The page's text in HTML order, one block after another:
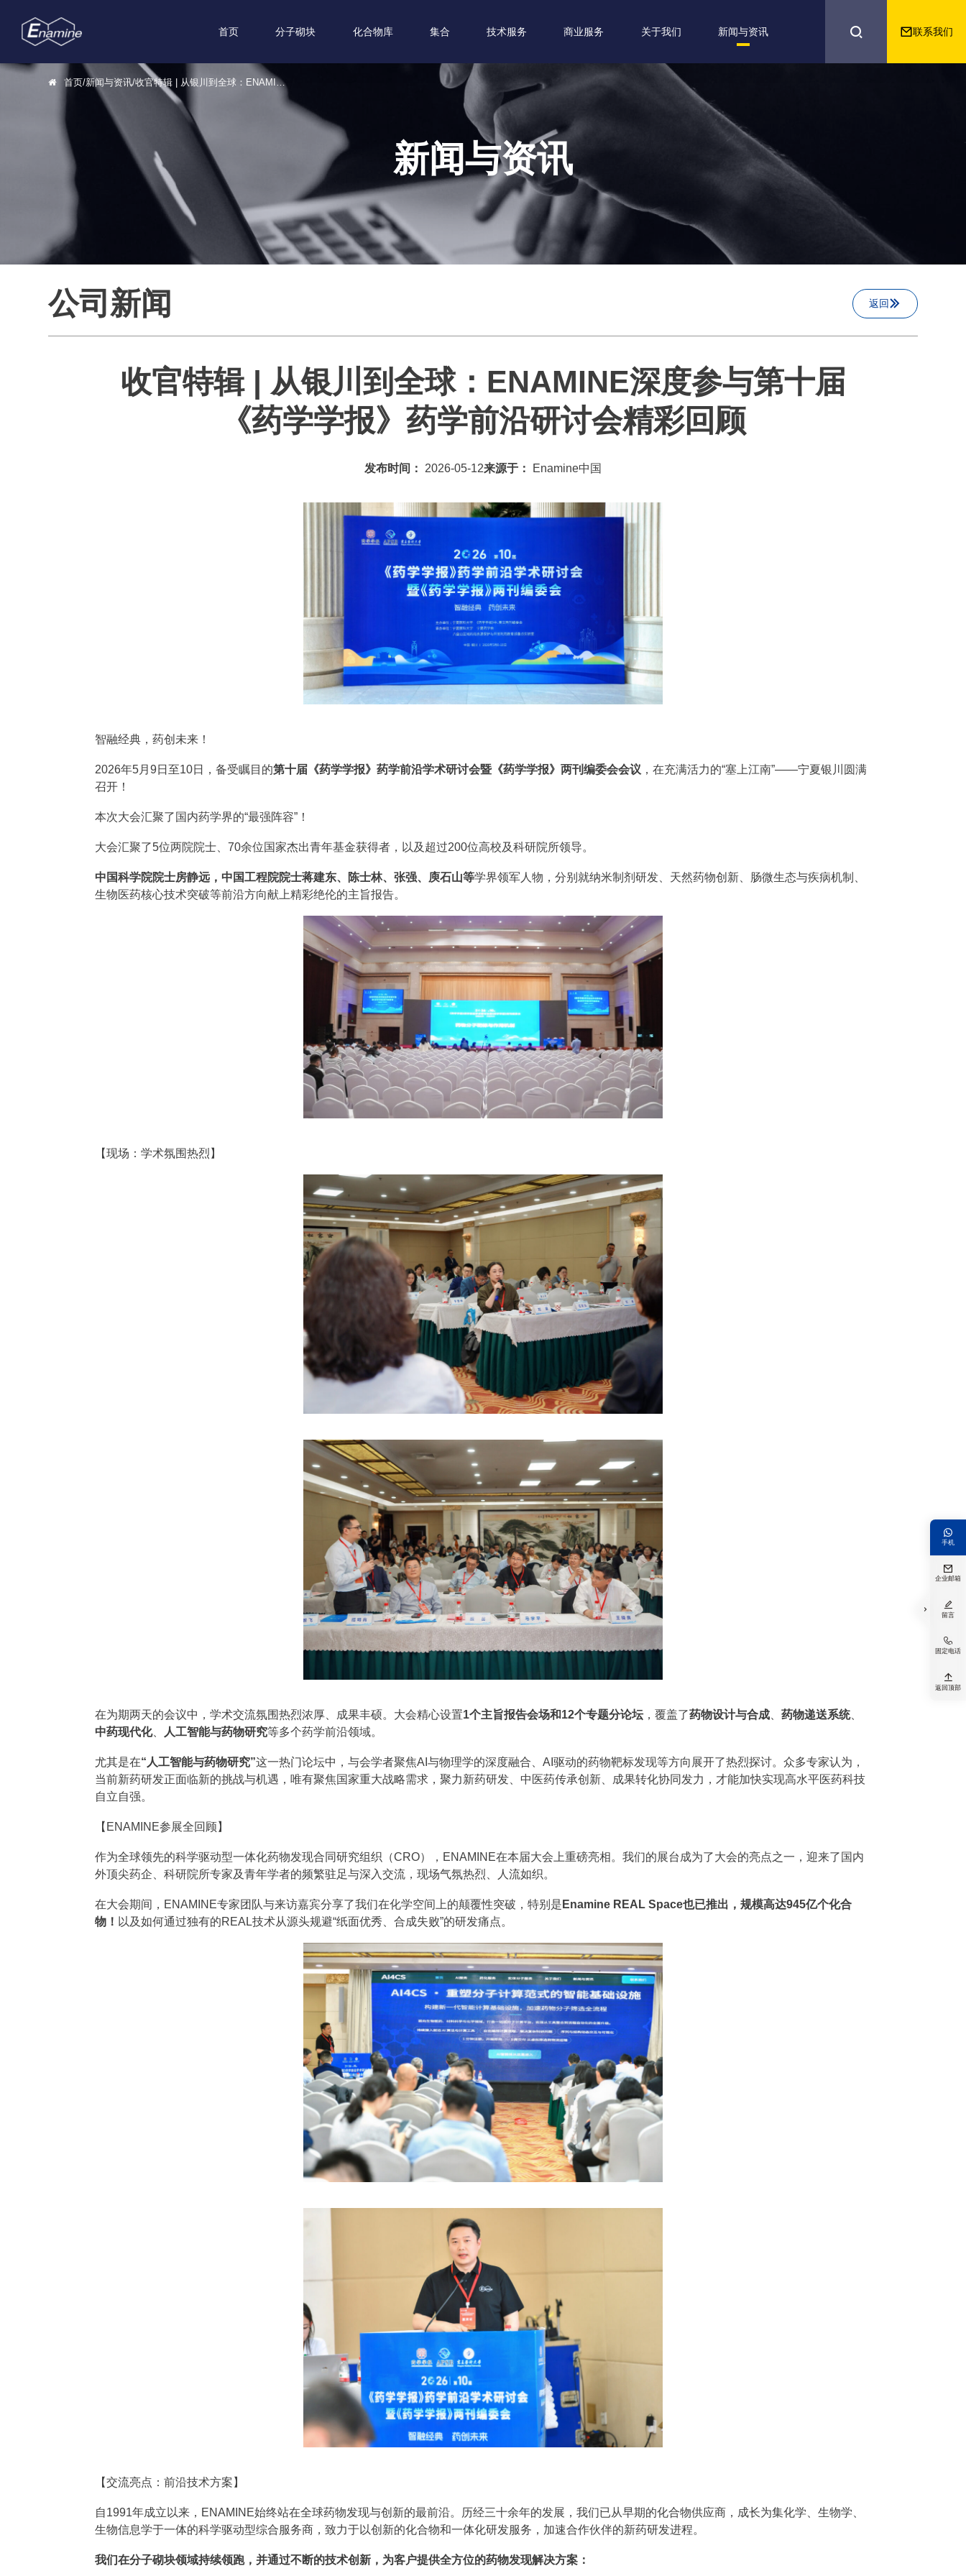
首页 分子砌块 化合物库 集合 技术服务 商业服务 关于我们 新闻与资讯  联系我们
新闻与资讯
首页/新闻与资讯/ 收官特辑 | 从银川到全球：ENAMINE深度参与第十届《药学学报》药学前沿研讨会精彩回顾
公司新闻 返回
收官特辑 | 从银川到全球：ENAMINE深度参与第十届
《药学学报》药学前沿研讨会精彩回顾
发布时间： 2026-05-12来源于： Enamine中国
智融经典，药创未来！
2026年5月9日至10日，备受瞩目的第十届《药学学报》药学前沿学术研讨会暨《药学学报》两刊编委会会议 ，在充满活力的“塞上江南”——宁夏银川圆满
召开！
本次大会汇聚了国内药学界的“最强阵容”！
大会汇聚了5位两院院士、70余位国家杰出青年基金获得者，以及超过200位高校及科研院所领导。
中国科学院院士房静远，中国工程院院士蒋建东、陈士林、张强、庾石山等学界领军人物，分别就纳米制剂研发、天然药物创新、肠微生态与疾病机制、
生物医药核心技术突破等前沿方向献上精彩绝伦的主旨报告。
【现场：学术氛围热烈】
在为期两天的会议中，学术交流氛围热烈浓厚、成果丰硕。大会精心设置1个主旨报告会场和12个专题分论坛，覆盖了药物设计与合成 药物递送系统、
中药现代化、 人工智能与药物研究等多个药学前沿领域。
尤其是在“人工智能与药物研究”这一热门论坛中，与会学者聚焦AI与物理学的深度融合、AI驱动的药物靶标发现等方向展开了热烈探讨。众多专家认为，
当前新药研发正面临新的挑战与机遇，唯有聚焦国家重大战略需求，聚力新药研发、中医药传承创新、成果转化协同发力，才能加快实现高水平医药科技
自立自强。
【ENAMINE参展全回顾】
作为全球领先的科学驱动型一体化药物发现合同研究组织（CRO），ENAMINE在本届大会上重磅亮相。我们的展台成为了大会的亮点之一，迎来了国内
外顶尖药企、科研院所专家及青年学者的频繁驻足与深入交流，现场气氛热烈、人流如织。
在大会期间，ENAMINE专家团队与来访嘉宾分享了我们在化学空间上的颠覆性突破，特别是Enamine REAL Space也已推出，规模高达945亿个化合
物！ 以及如何通过独有的REAL技术从源头规避“纸面优秀、合成失败”的研发痛点。
【交流亮点：前沿技术方案】
自1991年成立以来，ENAMINE始终站在全球药物发现与创新的最前沿。历经三十余年的发展，我们已从早期的化合物供应商，成长为集化学、生物学、
生物信息学于一体的科学驱动型综合服务商，致力于以创新的化合物和一体化研发服务，加速合作伙伴的新药研发进程。
我们在分子砌块领域持续领跑，并通过不断的技术创新，为客户提供全方位的药物发现解决方案：

手机

企业邮箱

留言

固定电话

返回顶部
